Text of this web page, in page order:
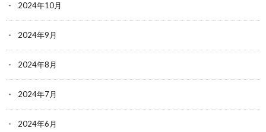
2024年10月
2024年9月
2024年8月
2024年7月
2024年6月